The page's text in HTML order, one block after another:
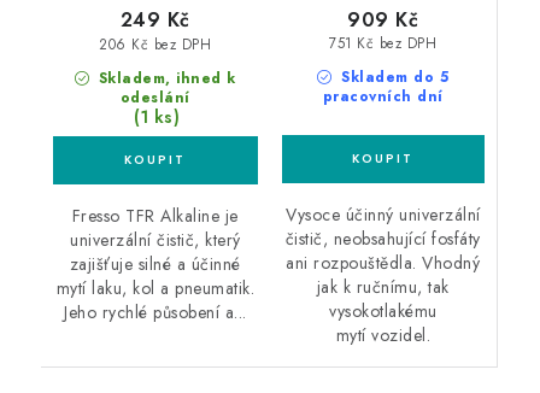
Skladem, ihned k
odeslání
(1 ks)
206 Kč bez DPH
249 Kč
Fresso TFR Alkaline je
univerzální čistič, který
zajišťuje silné a účinné
mytí laku, kol a pneumatik.
Jeho rychlé působení a...
Skladem do 5
pracovních dní
751 Kč bez DPH
909 Kč
Vysoce účinný univerzální
čistič, neobsahující fosfáty
ani rozpouštědla. Vhodný
jak k ručnímu, tak
vysokotlakému
mytí vozidel.